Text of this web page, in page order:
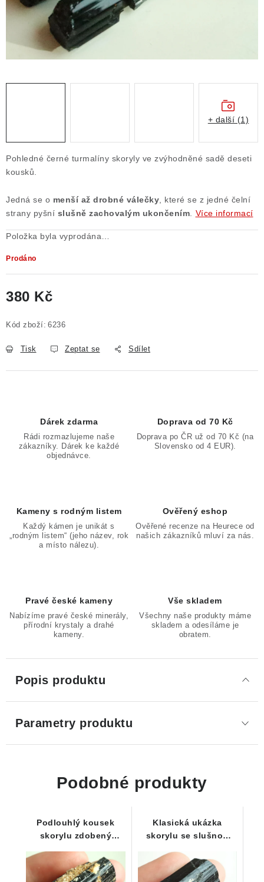
Obchodní podmínky
Podmínky ochrany osobních údajů
Poučení o právu na odstoupení od smlouvy
Puncovní značky
Výkup minerálů a drahých kamenů
Kontakt
Pohledné černé turmalíny skoryly ve zvýhodněné sadě deseti
kousků.
Jedná se o menší až drobné válečky , které se z jedné čelní
strany pyšní slušně zachovalým ukončením Více informací
Položka byla vyprodána…
Prodáno
380 Kč
Kód zboží: 6236
Tisk Zeptat se Sdílet
+ další (1)
Dárek zdarma
Rádi rozmazlujeme naše
zákazníky. Dárek ke každé
objednávce.
Doprava od 70 Kč
Doprava po ČR už od 70 Kč (na
Slovensko od 4 EUR).
Kameny s rodným listem
Každý kámen je unikát s
„rodným listem“ (jeho název, rok
a místo nálezu).
Ověřený eshop
Ověřené recenze na Heurece od
našich zákazníků mluví za nás.
Pravé české kameny
Nabízíme pravé české minerály,
přírodní krystaly a drahé
kameny.
Vše skladem
Všechny naše produkty máme
skladem a odesíláme je
obratem.
Popis produktu
Parametry produktu
Podobné produkty
Podlouhlý kousek
skorylu zdobený
muskovitem
Klasická ukázka
skorylu se slušnou